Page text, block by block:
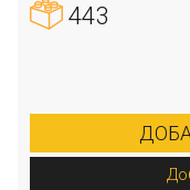
443